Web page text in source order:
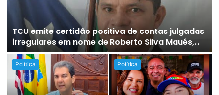
TCU emite certidão positiva de contas julgadas
irregulares em nome de Roberto Silva Maués,
ex-prefeito de Paulino Neves
Política Política